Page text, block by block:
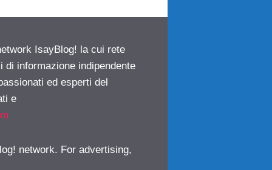
IsayBlog! la cui rete
informazione indipendente
ed esperti del
e
network. For advertising,